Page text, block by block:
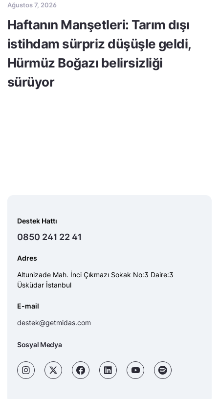
Ağustos 7, 2026
Haftanın Manşetleri: Tarım dışı
istihdam sürpriz düşüşle geldi,
Hürmüz Boğazı belirsizliği
sürüyor
Destek Hattı
0850 241 22 41
Adres
Altunizade Mah. İnci Çıkmazı Sokak No:3 Daire:3
Üsküdar İstanbul
E-mail
destek@getmidas.com
Sosyal Medya